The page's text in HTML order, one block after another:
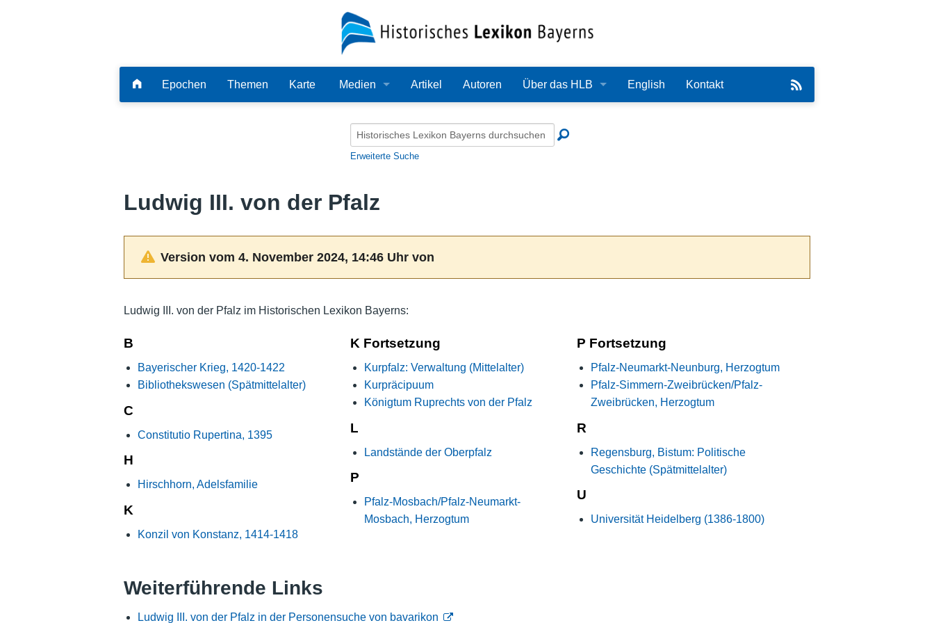
Epochen Themen Karte Medien
Audio
PDF
Artikel Autoren Über das HLB
Redaktion
English Kontakt
Erweiterte Suche
Ludwig III. von der Pfalz
Version vom 4. November 2024, 14:46 Uhr von
Ludwig III. von der Pfalz im Historischen Lexikon Bayerns:
B
Bayerischer Krieg, 1420-1422
Bibliothekswesen (Spätmittelalter)
C
Constitutio Rupertina, 1395
H
Hirschhorn, Adelsfamilie
K
Konzil von Konstanz, 1414-1418
K Fortsetzung
Kurpfalz: Verwaltung (Mittelalter)
Kurpräcipuum
Königtum Ruprechts von der Pfalz
L
Landstände der Oberpfalz
P
Pfalz-Mosbach/Pfalz-Neumarkt-
Mosbach, Herzogtum
P Fortsetzung
Pfalz-Neumarkt-Neunburg, Herzogtum
Pfalz-Simmern-Zweibrücken/Pfalz-
Zweibrücken, Herzogtum
R
Regensburg, Bistum: Politische
Geschichte (Spätmittelalter)
U
Universität Heidelberg (1386-1800)
Weiterführende Links
Ludwig III. von der Pfalz in der Personensuche von bavarikon